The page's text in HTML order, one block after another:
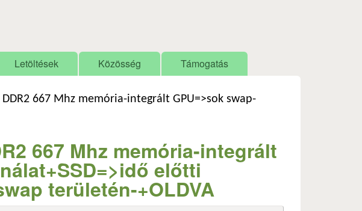
Letöltések Közösség Támogatás
DDR2 667 Mhz memória-integrált GPU=>sok swap-
667 Mhz memória-integrált
előtti
területén-+OLDVA